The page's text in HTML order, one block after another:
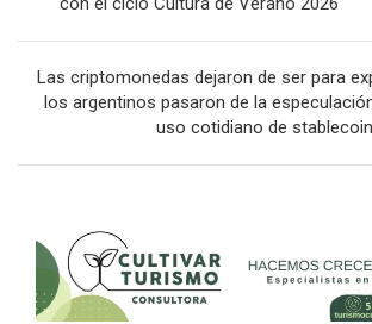
entradas
Las criptomonedas dejaron de ser para
los argentinos pasaron de la
uso cotidiano de